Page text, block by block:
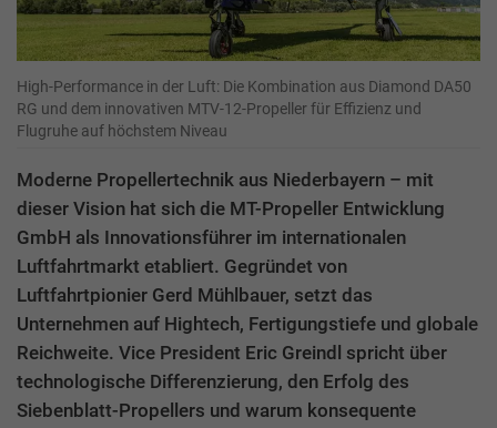
High-Performance in der Luft: Die Kombination aus Diamond DA50
RG und dem innovativen MTV-12-Propeller für Effizienz und
Flugruhe auf höchstem Niveau
Moderne Propellertechnik aus Niederbayern – mit
dieser Vision hat sich die MT-Propeller Entwicklung
GmbH als Innovationsführer im internationalen
Luftfahrtmarkt etabliert. Gegründet von
Luftfahrtpionier Gerd Mühlbauer, setzt das
Unternehmen auf Hightech, Fertigungstiefe und globale
Reichweite. Vice President Eric Greindl spricht über
technologische Differenzierung, den Erfolg des
Siebenblatt-Propellers und warum konsequente